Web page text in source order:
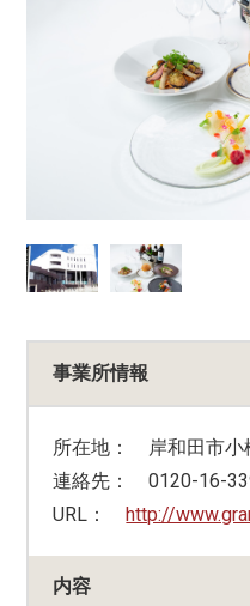
事業所情報
所在地： 岸和田市小
連絡先： 0120-16-
URL： http://
内容